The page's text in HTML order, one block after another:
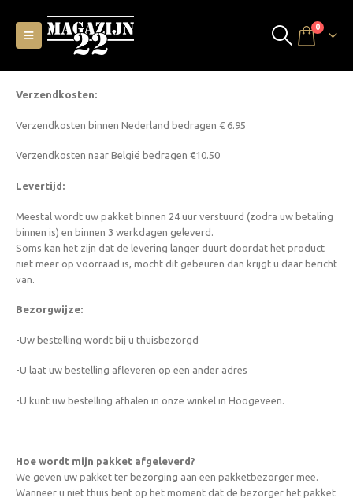
0
Verzendkosten:
Verzendkosten binnen Nederland bedragen € 6.95
Verzendkosten naar België bedragen €10.50
Levertijd:
Meestal wordt uw pakket binnen 24 uur verstuurd (zodra uw betaling
binnen is) en binnen 3 werkdagen geleverd.
Soms kan het zijn dat de levering langer duurt doordat het product
niet meer op voorraad is, mocht dit gebeuren dan krijgt u daar bericht
van.
Bezorgwijze:
-Uw bestelling wordt bij u thuisbezorgd
-U laat uw bestelling afleveren op een ander adres
-U kunt uw bestelling afhalen in onze winkel in Hoogeveen.
Hoe wordt mijn pakket afgeleverd?
We geven uw pakket ter bezorging aan een pakketbezorger mee.
Wanneer u niet thuis bent op het moment dat de bezorger het pakket